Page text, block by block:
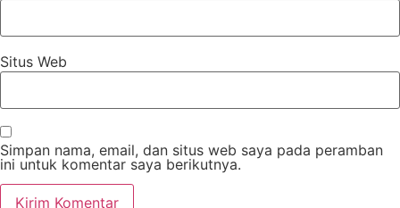
Situs Web
Simpan nama, email, dan situs web saya pada peramban
ini untuk komentar saya berikutnya.